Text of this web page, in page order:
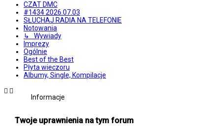
CZAT DMC
#1434 2026.07.03
SŁUCHAJ RADIA NA TELEFONIE
Notowania
↳ Wywiady
Imprezy
Ogólnie
Best of the Best
Płyta wieczoru
Albumy, Single, Kompilacje
Informacje
Twoje uprawnienia na tym forum